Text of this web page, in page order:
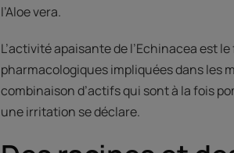
l’Aloe vera.
L’activité apaisante de l’Echinacea est
pharmacologiques impliquées dans les
combinaison d’actifs qui sont à la fois
une irritation se déclare.